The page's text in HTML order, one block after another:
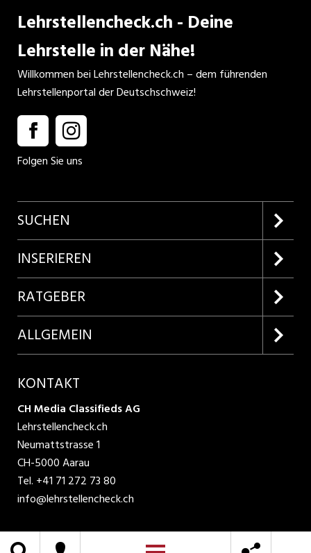
Lehrstellencheck.ch - Deine
Lehrstelle in der Nähe!
Willkommen bei Lehrstellencheck.ch – dem führenden
Lehrstellenportal der Deutschschweiz!
Folgen Sie uns
SUCHEN
Firmenprofile entdecken
Lehrstellen suchen
INSERIEREN
Kundenlogin
Inserieren
Produkte
RATGEBER
Lehrberufe entdecken
ALLGEMEIN
AGB
Datenschutzbestimmungen
Nutzungsbedingungen
Impressum
KONTAKT
CH Media Classifieds AG
Lehrstellencheck.ch
Neumattstrasse 1
CH-5000 Aarau
Tel. +41 71 272 73 80
info@lehrstellencheck.ch